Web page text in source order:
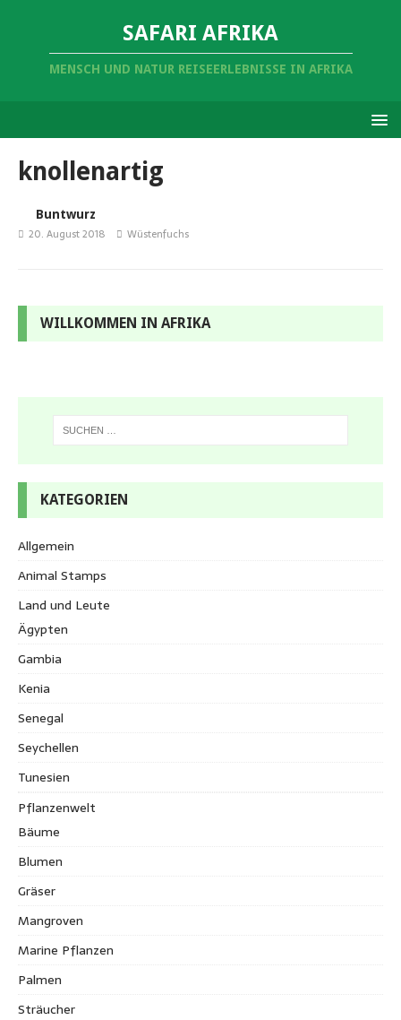
SAFARI AFRIKA
MENSCH UND NATUR REISEERLEBNISSE IN AFRIKA
knollenartig
Buntwurz
20. August 2018 Wüstenfuchs
WILLKOMMEN IN AFRIKA
KATEGORIEN
Allgemein
Animal Stamps
Land und Leute
Ägypten
Gambia
Kenia
Senegal
Seychellen
Tunesien
Pflanzenwelt
Bäume
Blumen
Gräser
Mangroven
Marine Pflanzen
Palmen
Sträucher